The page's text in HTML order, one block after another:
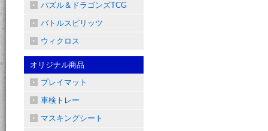
パズル＆ドラゴンズTCG
バトルスピリッツ
ウィクロス
オリジナル商品
プレイマット
車検トレー
マスキングシート